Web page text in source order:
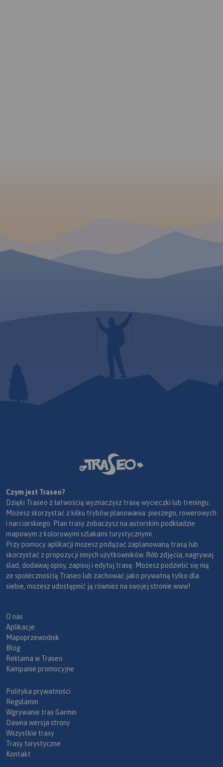
Czym jest Traseo?
Dzięki Traseo z łatwością wyznaczysz trasę wycieczki lub treningu.
Możesz skorzystać z kilku trybów planowania: pieszego, rowerowych
i narciarskiego. Plan trasy zobaczysz na autorskim podkładzie
mapowym z kolorowymi szlakami turystycznymi.
Przy pomocy aplikacji możesz podążać zaplanowaną trasą lub
skorzystać z propozycji innych użytkowników. Rób zdjęcia, nagrywaj
ślad, dodawaj opisy, zapisuj i edytuj trasę. Możesz podzielić się nią
ze społecznością Traseo lub zachować jako prywatną tylko dla
siebie, możesz udostępnić ją również na swojej stronie www!
O nas
Aplikacje
Mapoprzewodnik
Blog
Reklama w Traseo
Kampanie promocyjne
Polityka prywatności
Regulamin
Wgrywanie tras Garmin
Dawna wersja strony
Wszystkie trasy
Trasy turystyczne
Kontakt